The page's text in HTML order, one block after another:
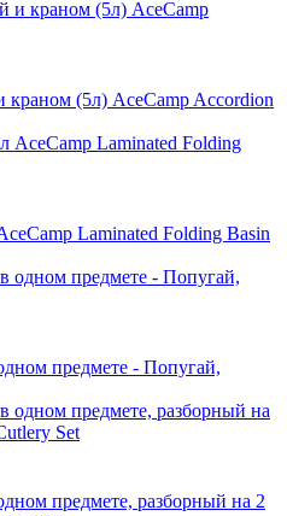
краном (5л) AceCamp Accordion
Laminated Folding Basin
предмете - Попугай,
предмете, разборный на 2